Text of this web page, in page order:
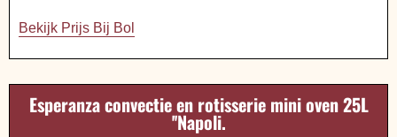
Bekijk Prijs Bij Bol
Esperanza convectie en rotisserie mini oven 25L
''Napoli.